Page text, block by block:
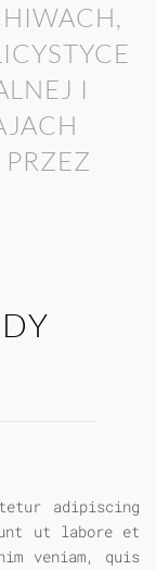
I
adipiscing
ut labore et
veniam, quis